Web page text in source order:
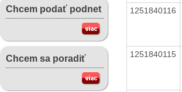
Chcem podať podnet
Chcem sa poradiť
1251840116
1251840115